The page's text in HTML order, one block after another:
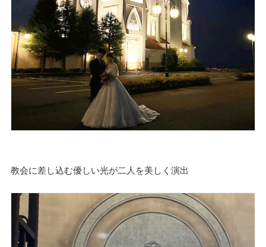
教会に差し込む優しい光が二人を美しく演出